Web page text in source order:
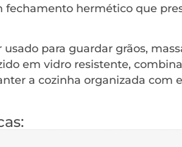
hermético que
para guardar grãos,
em vidro resistente,
a cozinha organizada com